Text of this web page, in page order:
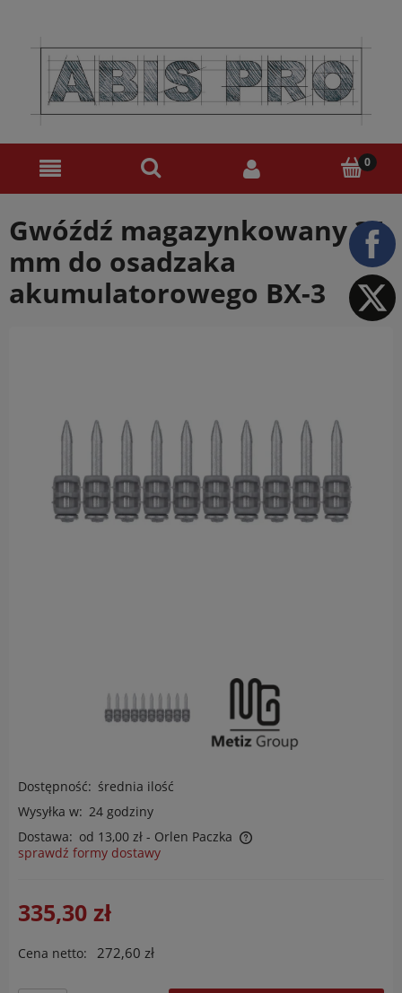
Gwóźdź magazynkowany 34
mm do osadzaka
akumulatorowego BX-3
Dostępność: średnia ilość
Wysyłka w: 24 godziny
Dostawa: od 13,00 zł - Orlen Paczka
Cena nie zawiera ewentualnych kosztów płatności
sprawdź formy dostawy
335,30 zł
Cena netto: 272,60 zł